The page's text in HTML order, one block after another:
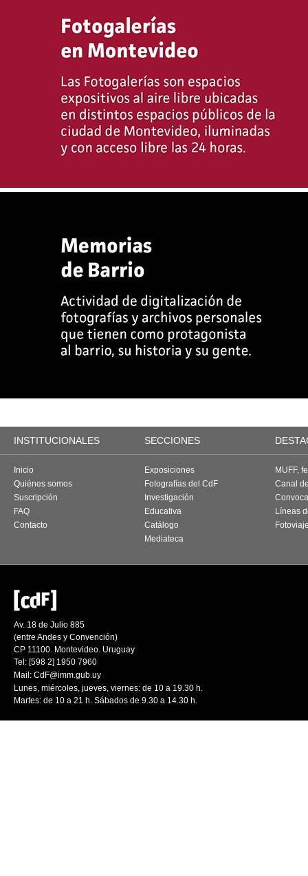
INSTITUCIONALES SECCIONES
Inicio
Quiénes somos
Suscripción
FAQ
Contacto
Exposiciones
Fotografías del CdF
Investigación
Educativa
Catálogo
Mediateca
MUFF,
Canal
Líneas
Av. 18 de Julio 885
(entre Andes y Convención)
CP 11100. Montevideo. Uruguay
Tel: [598 2] 1950 7960
Mail: CdF@imm.gub.uy
Lunes, miércoles, jueves, viernes: de 10 a 19.30 h.
Martes: de 10 a 21 h. Sábados de 9.30 a 14.30 h.